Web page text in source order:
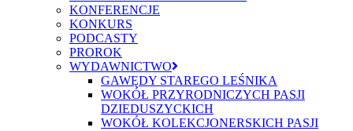
KONFERENCJE
KONKURS
PODCASTY
PROROK
WYDAWNICTWO
GAWĘDY STAREGO LEŚNIKA
WOKÓŁ PRZYRODNICZYCH PASJI
DZIEDUSZYCKICH
WOKÓŁ KOLEKCJONERSKICH PASJI